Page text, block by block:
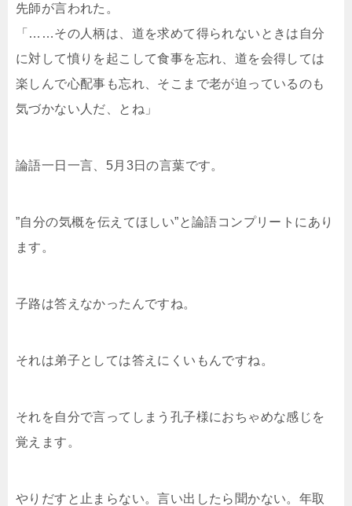
先師が言われた。
「……その人柄は、道を求めて得られないときは自分
に対して憤りを起こして食事を忘れ、道を会得しては
楽しんで心配事も忘れ、そこまで老が迫っているのも
気づかない人だ、とね」
論語一日一言、5月3日の言葉です。
”自分の気概を伝えてほしい”と論語コンプリートにあり
ます。
子路は答えなかったんですね。
それは弟子としては答えにくいもんですね。
それを自分で言ってしまう孔子様におちゃめな感じを
覚えます。
やりだすと止まらない。言い出したら聞かない。年取